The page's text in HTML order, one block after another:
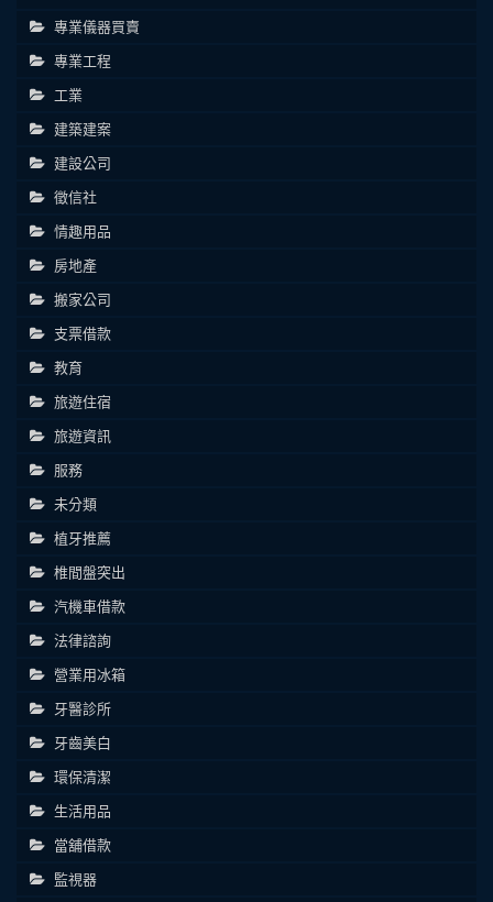
專業儀器買賣
專業工程
工業
建築建案
建設公司
徵信社
情趣用品
房地產
搬家公司
支票借款
教育
旅遊住宿
旅遊資訊
服務
未分類
植牙推薦
椎間盤突出
汽機車借款
法律諮詢
營業用冰箱
牙醫診所
牙齒美白
環保清潔
生活用品
當舖借款
監視器